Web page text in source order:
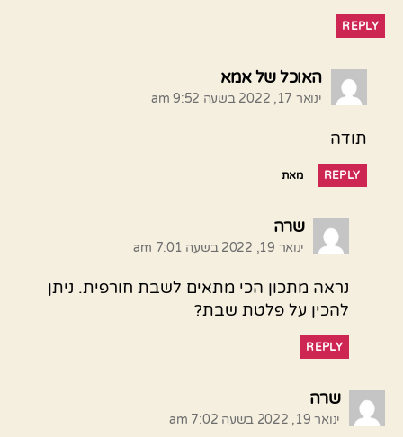
REPLY
האוכל של אמא
ינואר 17, 2022 בשעה 9:52 am
תודה
REPLY מאת
שרה
ינואר 19, 2022 בשעה 7:01 am
נראה מתכון הכי מתאים לשבת חורפית. ניתן
להכין על פלטת שבת?
REPLY
שרה
ינואר 19, 2022 בשעה 7:02 am